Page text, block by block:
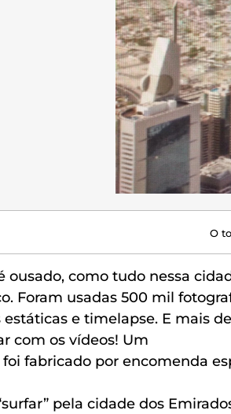
O
ousado, como tudo nessa
Foram usadas 500 mil
estáticas e timelapse. E mais
com os vídeos! Um
fabricado por encomenda
pela cidade dos